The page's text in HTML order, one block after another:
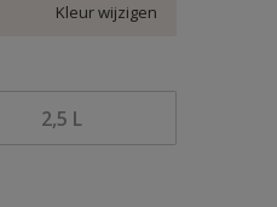
Kleur wijzigen
2,5 L